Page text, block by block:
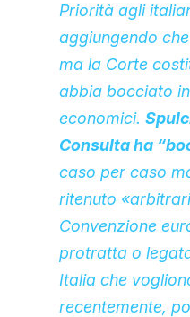
Priorità agli
aggiungendo
ma la Corte
abbia bocciato
economici.
Consulta ha
caso per caso
ritenuto
Convenzione
protratta o
Italia che
recentemente,